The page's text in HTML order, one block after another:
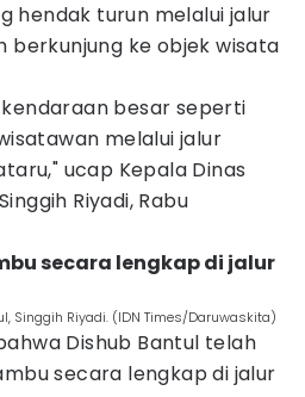
hendak turun melalui jalur
berkunjung ke objek wisata
besar seperti
melalui jalur
ucap Kepala Dinas
Riyadi, Rabu
secara lengkap di jalur
Singgih Riyadi. (IDN Times/Daruwaskita)
Dishub Bantul telah
secara lengkap di jalur